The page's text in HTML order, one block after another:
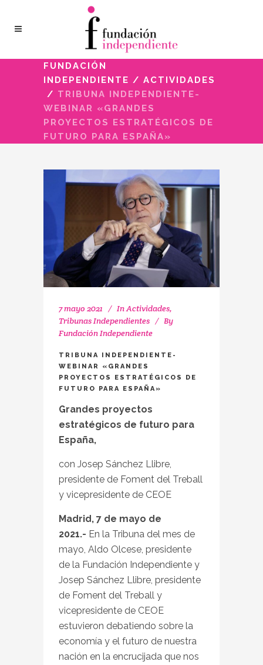
FUNDACIÓN
INDEPENDIENTE / ACTIVIDADES
/ TRIBUNA INDEPENDIENTE-
WEBINAR «GRANDES
PROYECTOS ESTRATÉGICOS DE
FUTURO PARA ESPAÑA»
7 mayo 2021 InActividades,
Tribunas Independientes
By
Fundación Independiente
TRIBUNA INDEPENDIENTE-
WEBINAR «GRANDES
PROYECTOS ESTRATÉGICOS DE
FUTURO PARA ESPAÑA»
Grandes proyectos
estratégicos de futuro para
España,
con Josep Sánchez Llibre,
presidente de Foment del Treball
y vicepresidente de CEOE
Madrid, 7 de mayo de
2021.- En la Tribuna del mes de
mayo, Aldo Olcese, presidente
de la Fundación Independiente y
Josep Sánchez Llibre, presidente
de Foment del Treball y
vicepresidente de CEOE
estuvieron debatiendo sobre la
economía y el futuro de nuestra
nación en la encrucijada que nos